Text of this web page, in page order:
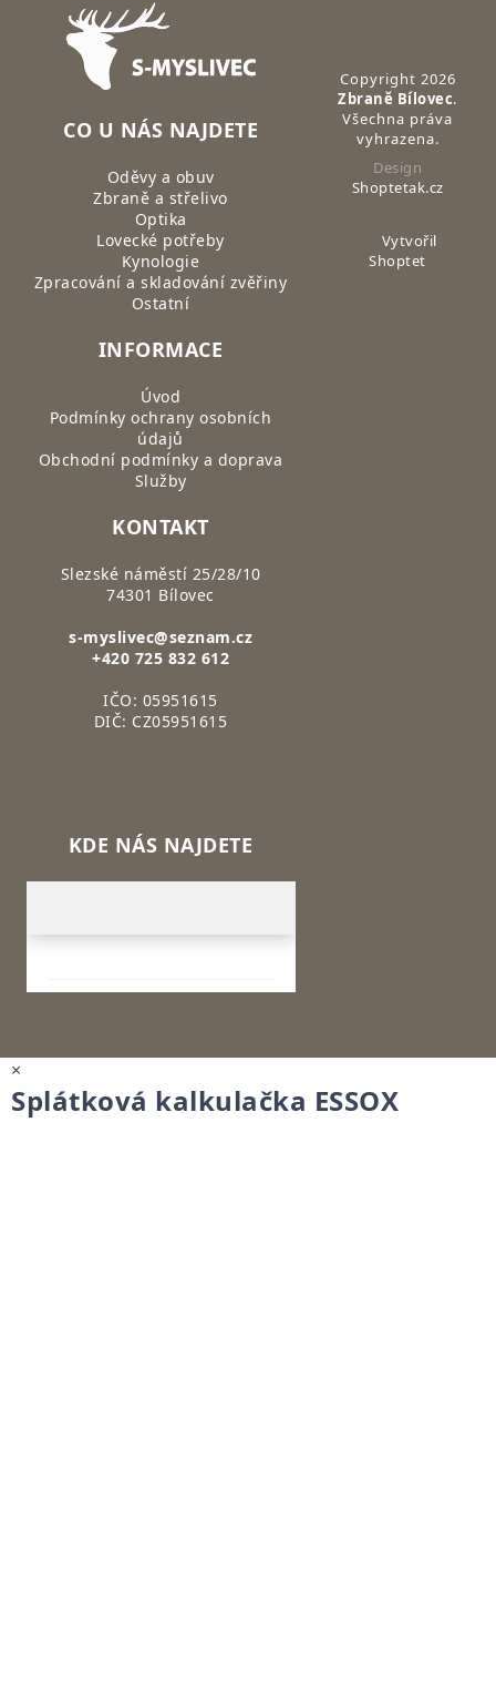
Zápatí
CO U NÁS NAJDETE
Oděvy a obuv
Zbraně a střelivo
Optika
Lovecké potřeby
Kynologie
Zpracování a skladování zvěřiny
Ostatní
INFORMACE
Úvod
Podmínky ochrany osobních
údajů
Obchodní podmínky a doprava
Služby
KONTAKT
Slezské náměstí 25/28/10
74301 Bílovec
s-myslivec@seznam.cz
+420 725 832 612
IČO: 05951615
DIČ: CZ05951615
KDE NÁS NAJDETE
Copyright 2026
Zbraně Bílovec.
Všechna práva
vyhrazena.
Design
Shoptetak.cz
Vytvořil
Shoptet
×
Splátková kalkulačka ESSOX